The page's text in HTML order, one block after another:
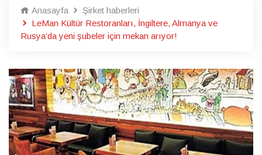
Anasayfa
Şirket haberleri
LeMan Kültür Restoranları, İngiltere, Almanya ve
Rusya’da yeni şubeler için mekan arıyor!